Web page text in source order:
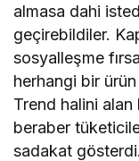
almasa dahi
geçirebildiler.
sosyalleşme
herhangi bir
Trend halini alan
beraber
sadakat